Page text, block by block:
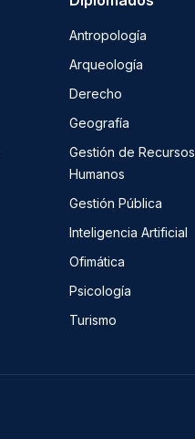
Antropología
Arqueología
Derecho
Geografía
Gestión de Recursos
Humanos
Gestión Pública
Inteligencia Artificial
Ofimática
Psicología
Turismo